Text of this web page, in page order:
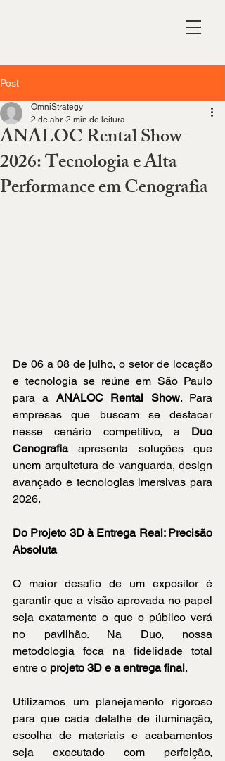
Post
ANALOC Rental Show
2026: Tecnologia e Alta
Performance em Cenografia
OmniStrategy
2 de abr. 2 min de leitura
De 06 a 08 de julho, o setor de locação
e tecnologia se reúne em São Paulo
para a ANALOC Rental Show. Para
empresas que buscam se destacar
nesse cenário competitivo, a Duo
Cenografia apresenta soluções que
unem arquitetura de vanguarda, design
avançado e tecnologias imersivas para
2026.
Do Projeto 3D à Entrega Real: Precisão
Absoluta
O maior desafio de um expositor é
garantir que a visão aprovada no papel
seja exatamente o que o público verá
no pavilhão. Na Duo, nossa
metodologia foca na fidelidade total
entre o projeto 3D e a entrega final.
Utilizamos um planejamento rigoroso
para que cada detalhe de iluminação,
escolha de materiais e acabamentos
seja executado com perfeição,